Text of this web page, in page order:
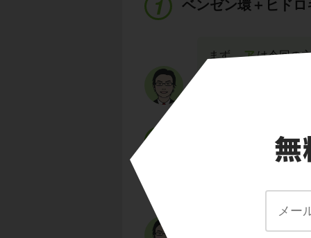
ベンゼン環＋ヒド
まず、アは今回の
ベンゼン環＋ヒド
イです。
ベンゼン環にヒド
このような物質を、